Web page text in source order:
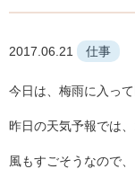
2017.06.21 仕事
今日は、梅雨に入っ
昨日の天気予報では
風もすごそうなので、